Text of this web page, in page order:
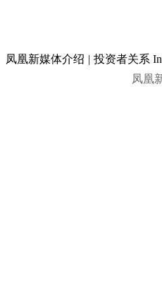
凤凰新媒体介绍 | 投资者关系
凤凰